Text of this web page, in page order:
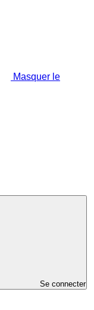
Masquer le
Se connecter